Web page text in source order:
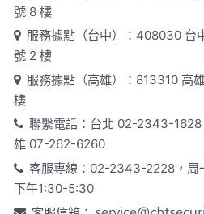
號 8 樓
服務據點（台中）：408030 台
號 2 樓
服務據點（高雄）：813310 高
樓
聯繫電話：台北 02-2343-
雄 07-262-6260
客服專線：02-2343-2228，周
下午1:30-5:30